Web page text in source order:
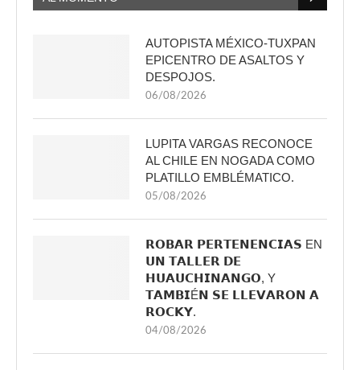
AUTOPISTA MÉXICO-TUXPAN
EPICENTRO DE ASALTOS Y
DESPOJOS.
06/08/2026
LUPITA VARGAS RECONOCE
AL CHILE EN NOGADA COMO
PLATILLO EMBLÉMATICO.
05/08/2026
𝗥𝗢𝗕𝗔𝗥 𝗣𝗘𝗥𝗧𝗘𝗡𝗘𝗡𝗖𝗜𝗔𝗦 EN
𝗨𝗡 𝗧𝗔𝗟𝗟𝗘𝗥 𝗗𝗘
𝗛𝗨𝗔𝗨𝗖𝗛𝗜𝗡𝗔𝗡𝗚𝗢, Y
𝗧𝗔𝗠𝗕𝗜É𝗡 𝗦𝗘 𝗟𝗟𝗘𝗩𝗔𝗥𝗢𝗡 𝗔
𝗥𝗢𝗖𝗞𝗬.
04/08/2026